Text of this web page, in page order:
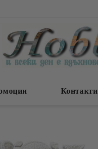
Контакти